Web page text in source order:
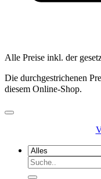
Alle Preise inkl. der
Die durchgestrichenen
diesem Online-Shop.
Suchen